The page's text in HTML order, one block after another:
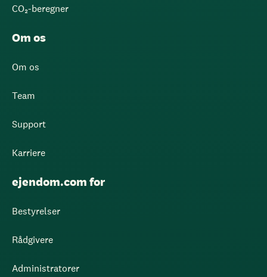
CO₂-beregner
Om os
Om os
Team
Support
Karriere
ejendom.com for
Bestyrelser
Rådgivere
Administratorer